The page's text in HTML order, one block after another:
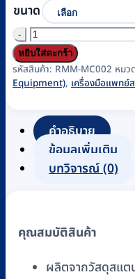
ขนาด
จำนวน
ถ้วย
ยา
น้ำ
แตน
เลส
MAGNATE
7
ออนซ์
หยิบใส่ตะกร้า
รหัสสินค้า: RMM-MC002 หมว
Equipment), เครื่องมือแพทย์
คำอธิบาย
ข้อมูลเพิ่มเติม
บทวิจารณ์ (0)
คุณสมบัติสินค้า
ผลิตจากวัสดุสแต